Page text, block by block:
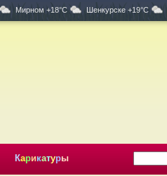
Мирном +18°C Шенкурске +19°C
Карикатуры